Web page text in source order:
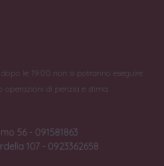
le 19:00 non si potranno eseguire
operazioni di perizia e stima.
56 - 091581863
107 - 0923362658